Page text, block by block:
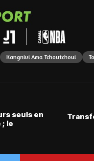
Kangnivi Ama Tchoutchoui
seuls en
le